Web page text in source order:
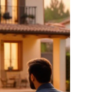
a un precio
familiar en
urgentes.
tal cual, pero